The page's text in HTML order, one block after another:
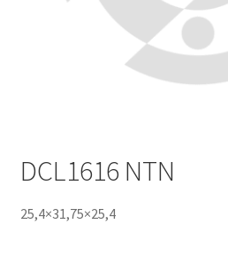
DCL1616 NTN
25,4×31,75×25,4